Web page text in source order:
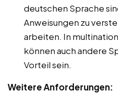
deutschen Sprache
Anweisungen zu
arbeiten. In
können auch andere
Vorteil sein.
Weitere Anforderungen: